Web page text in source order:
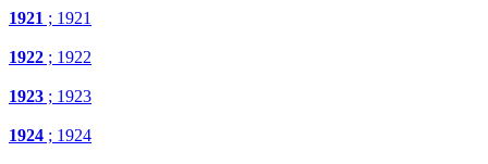
1921 ; 1921
1922 ; 1922
1923 ; 1923
1924 ; 1924